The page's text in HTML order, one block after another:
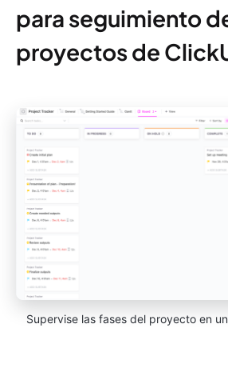
para seguimiento
proyectos de
Supervise las fases del proyecto en